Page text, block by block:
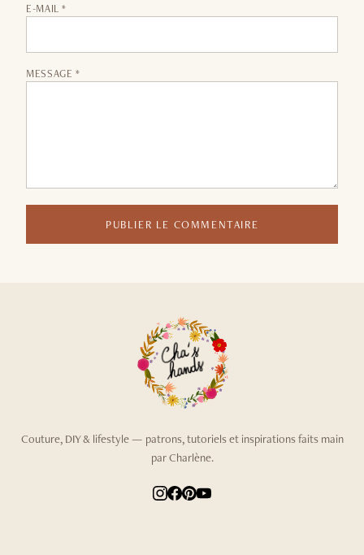
E-MAIL *
MESSAGE *
PUBLIER LE COMMENTAIRE
Couture, DIY & lifestyle — patrons, tutoriels et inspirations faits main
par Charlène.